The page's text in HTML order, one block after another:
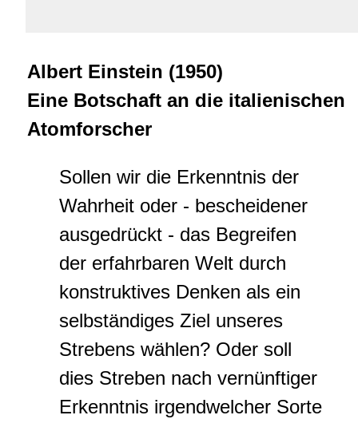
Albert Einstein (1950)
Eine Botschaft an die italienischen
Atomforscher
Sollen wir die Erkenntnis der
Wahrheit oder - bescheidener
ausgedrückt - das Begreifen
der erfahrbaren Welt durch
konstruktives Denken als ein
selbständiges Ziel unseres
Strebens wählen? Oder soll
dies Streben nach vernünftiger
Erkenntnis irgendwelcher Sorte